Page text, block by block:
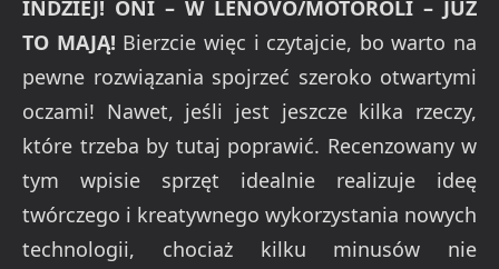
INDZIEJ! ONI – W LENOVO/MOTOROLI – JUŻ
TO MAJĄ! Bierzcie więc i czytajcie, bo warto na
pewne rozwiązania spojrzeć szeroko otwartymi
oczami! Nawet, jeśli jest jeszcze kilka rzeczy,
które trzeba by tutaj poprawić. Recenzowany w
tym wpisie sprzęt idealnie realizuje ideę
twórczego i kreatywnego wykorzystania nowych
technologii, chociaż kilku minusów nie